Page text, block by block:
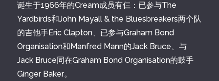
诞生于1966年的Cream成员有仨：已参与The
Yardbirds和John Mayall & the Bluesbreakers两个队
的吉他手Eric Clapton、已参与Graham Bond
Organisation和Manfred Mann的Jack Bruce、与
Jack Bruce同在Graham Bond Organisation的鼓手
Ginger Baker。